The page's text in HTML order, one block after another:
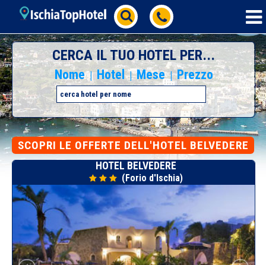
CERCA IL TUO HOTEL PER...
Nome | Hotel | Mese | Prezzo
SCOPRI LE OFFERTE DELL'HOTEL BELVEDERE
HOTEL BELVEDERE
(Forio d'Ischia)